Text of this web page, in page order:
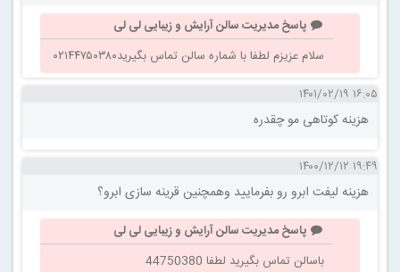
پاسخ مدیریت سالن آرایش و زیبایی لی لی
سلام عزیزم لطفا با شماره سالن تماس بگیرید۰۲۱۴۴۷۵۰۳۸۰
۱۶:۰۵ ۱۴۰۱/۰۲/۱۹
هزینه کوتاهی مو چقدره
۱۹:۴۹ ۱۴۰۰/۱۲/۱۲
هزینه لیفت ابرو رو بفرمایید وهمچنین قرینه سازی ابرو؟
پاسخ مدیریت سالن آرایش و زیبایی لی لی
باسالن تماس بگیرید لطفا 44750380